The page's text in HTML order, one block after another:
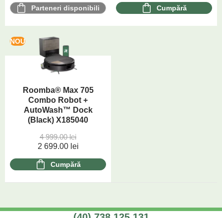
Parteneri disponibili Cumpără
NOU
Roomba® Max 705
Combo Robot +
AutoWash™ Dock
(Black) X185040
4 999.00lei
2 699.00 lei
Cumpără